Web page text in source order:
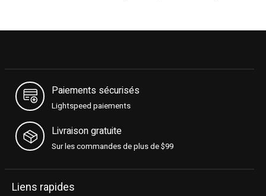
Paiements sécurisés
Lightspeed paiements
Livraison gratuite
Sur les commandes de plus de $99
Liens rapides